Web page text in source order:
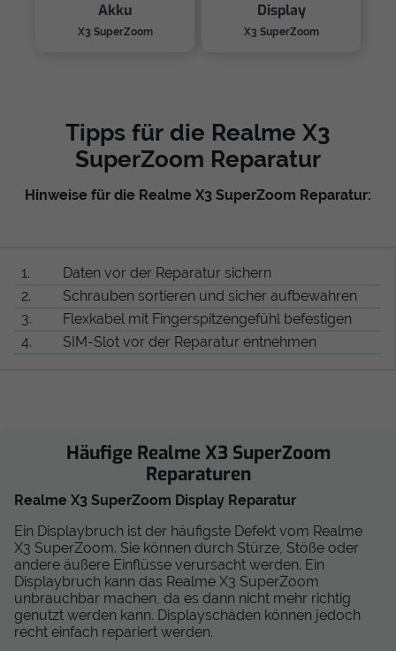
Akku
X3 SuperZoom
Display
X3 SuperZoom
Tipps für die Realme X3
SuperZoom Reparatur
Hinweise für die Realme X3 SuperZoom Reparatur:
1.
Daten vor der Reparatur sichern
2.
Schrauben sortieren und sicher aufbewahren
3.
Flexkabel mit Fingerspitzengefühl befestigen
4.
SIM-Slot vor der Reparatur entnehmen
Häufige Realme X3 SuperZoom
Reparaturen
Realme X3 SuperZoom Display Reparatur
Ein Displaybruch ist der häufigste Defekt vom Realme
X3 SuperZoom. Sie können durch Stürze, Stöße oder
andere äußere Einflüsse verursacht werden. Ein
Displaybruch kann das Realme X3 SuperZoom
unbrauchbar machen, da es dann nicht mehr richtig
genutzt werden kann. Displayschäden können jedoch
recht einfach repariert werden.